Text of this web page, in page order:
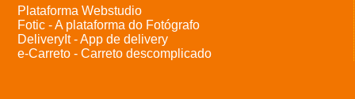
Plataforma Webstudio
Fotic - A plataforma do Fotógrafo
DeliveryIt - App de delivery
e-Carreto - Carreto descomplicado